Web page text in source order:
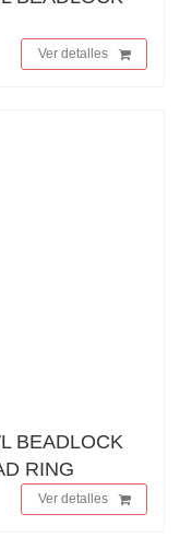
Ver detalles
BEADLOCK
RING
Ver detalles